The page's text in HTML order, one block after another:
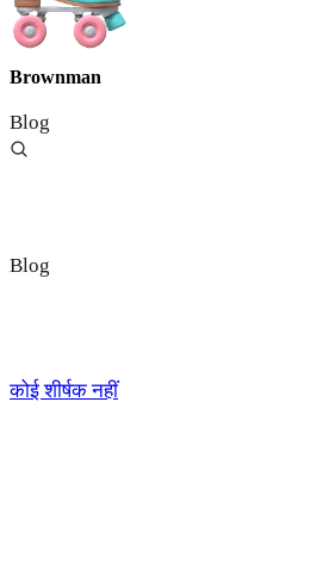
Brownman
Blog
Blog
कोई शीर्षक नहीं